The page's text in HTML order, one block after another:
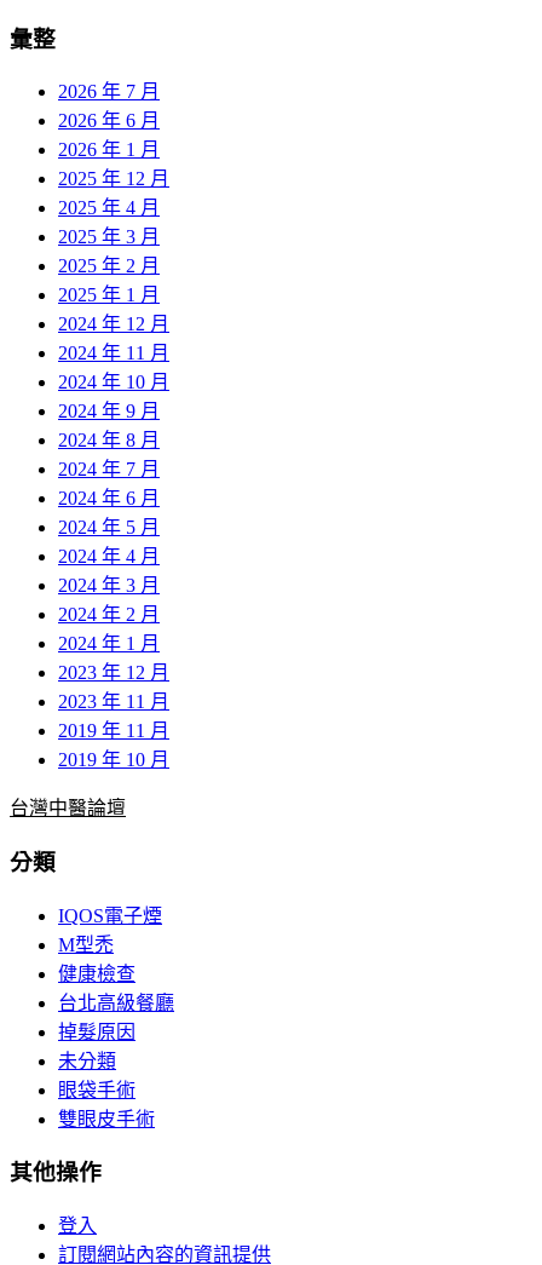
彙整
2026 年 7 月
2026 年 6 月
2026 年 1 月
2025 年 12 月
2025 年 4 月
2025 年 3 月
2025 年 2 月
2025 年 1 月
2024 年 12 月
2024 年 11 月
2024 年 10 月
2024 年 9 月
2024 年 8 月
2024 年 7 月
2024 年 6 月
2024 年 5 月
2024 年 4 月
2024 年 3 月
2024 年 2 月
2024 年 1 月
2023 年 12 月
2023 年 11 月
2019 年 11 月
2019 年 10 月
台灣中醫論壇
分類
IQOS電子煙
M型禿
健康檢查
台北高級餐廳
掉髮原因
未分類
眼袋手術
雙眼皮手術
其他操作
登入
訂閱網站內容的資訊提供